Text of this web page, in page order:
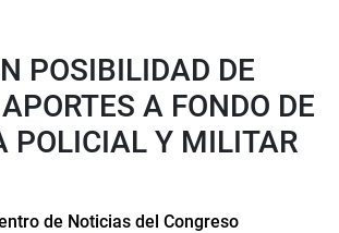
POSIBILIDAD DE
A FONDO DE
POLICIAL Y MILITAR
de Noticias del Congreso